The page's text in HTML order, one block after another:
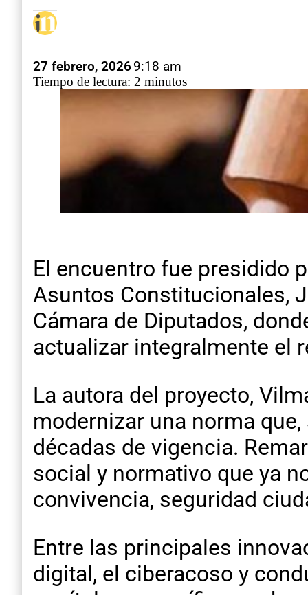
27 febrero, 20269:18 am
Tiempo de lectura: 2 minutos
El encuentro fue presidido
Asuntos Constitucionales,
Cámara de Diputados,
actualizar integralmente el
La autora del proyecto,
modernizar una norma
décadas de vigencia.
social y normativo que ya
convivencia, seguridad
Entre las principales
digital, el ciberacoso y